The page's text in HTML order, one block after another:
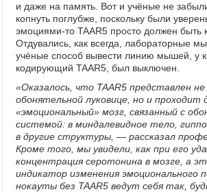
и даже на память. Вот и учёные не
копнуть поглубже, поскольку были
эмоциями-то TAAR5 просто должен быть
Отдувались, как всегда, лабораторные
учёные способ вывести линию мышей, у
кодирующий TAAR5, был выключен.
«Оказалось, что TAAR5 представлен
обонятельной луковице, но и
«эмоциональный» мозг, связанный с
системой: в миндалевидное тело,
в другие структуры, — рассказал
Кроме того, мы увидели, как при его
концентрация серотонина в мозге, а
индикатор изменения эмоционального
нокауты без TAAR5 ведут себя так,